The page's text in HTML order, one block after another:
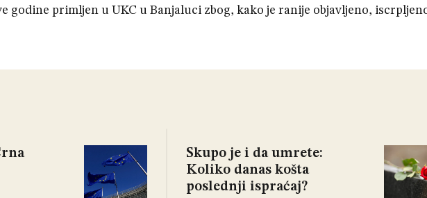
godine primljen u UKC u Banjaluci zbog, kako je ranije objavljeno,
Skupo je i da umrete:
Koliko danas košta
poslednji ispraćaj?